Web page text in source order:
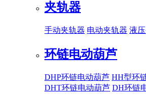
夹轨器
手动夹轨器 电动夹轨器 液
环链电动葫芦
DHP环链电动葫芦 HH型环
DHT环链电动葫芦 DH环链